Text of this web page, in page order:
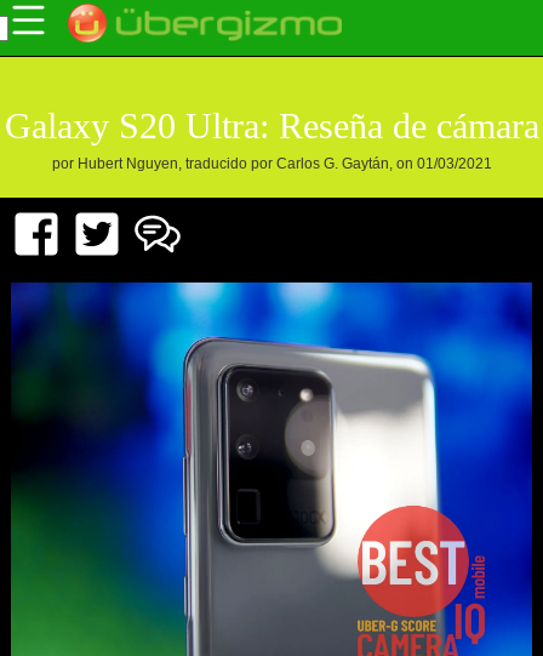
Galaxy S20 Ultra: Reseña de cámara
por Hubert Nguyen, traducido por Carlos G. Gaytán, on 01/03/2021